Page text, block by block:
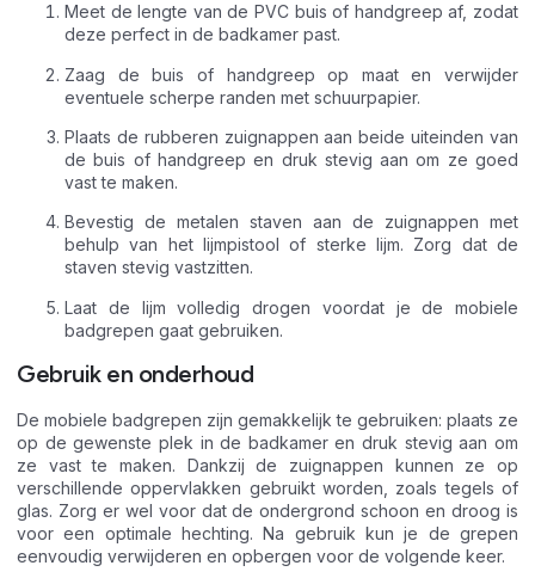
Meet de lengte van de PVC buis of handgreep af, zodat
deze perfect in de badkamer past.
Zaag de buis of handgreep op maat en verwijder
eventuele scherpe randen met schuurpapier.
Plaats de rubberen zuignappen aan beide uiteinden van
de buis of handgreep en druk stevig aan om ze goed
vast te maken.
Bevestig de metalen staven aan de zuignappen met
behulp van het lijmpistool of sterke lijm. Zorg dat de
staven stevig vastzitten.
Laat de lijm volledig drogen voordat je de mobiele
badgrepen gaat gebruiken.
Gebruik en onderhoud
De mobiele badgrepen zijn gemakkelijk te gebruiken: plaats ze
op de gewenste plek in de badkamer en druk stevig aan om
ze vast te maken. Dankzij de zuignappen kunnen ze op
verschillende oppervlakken gebruikt worden, zoals tegels of
glas. Zorg er wel voor dat de ondergrond schoon en droog is
voor een optimale hechting. Na gebruik kun je de grepen
eenvoudig verwijderen en opbergen voor de volgende keer.